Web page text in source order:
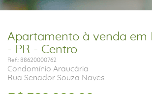
Apartamento à venda em
- PR - Centro
Ref.: 88620000762
Condomínio Araucária
Rua Senador Souza Naves